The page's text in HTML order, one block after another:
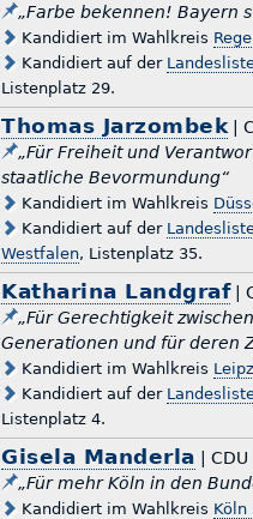
„Farbe bekennen! Bayern
Kandidiert im Wahlkreis
Kandidiert auf der
Listenplatz 29.
Thomas Jarzombek |
„Für Freiheit und
staatliche Bevormundung“
Kandidiert im Wahlkreis
Kandidiert auf der
Westfalen, Listenplatz 35.
Katharina Landgraf|
„Für Gerechtigkeit
Generationen und für deren
Kandidiert im Wahlkreis
Kandidiert auf der
Listenplatz 4.
Gisela Manderla | CDU
„Für mehr Köln in den
Kandidiert im Wahlkreis Köln